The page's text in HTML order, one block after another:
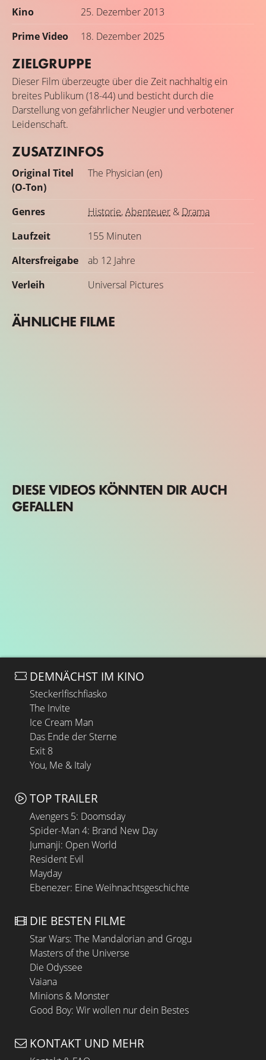
Kino
25. Dezember 2013
Prime Video
18. Dezember 2025
ZIELGRUPPE
Dieser Film überzeugte über die Zeit nachhaltig ein
breites Publikum (18-44) und besticht durch die
Darstellung von gefährlicher Neugier und verbotener
Leidenschaft.
ZUSATZINFOS
Original Titel
(O-Ton)
The Physician (en)
Genres Historie,Abenteuer & Drama
Laufzeit
155 Minuten
Altersfreigabe
ab 12 Jahre
Verleih
Universal Pictures
ÄHNLICHE FILME
DIESE VIDEOS KÖNNTEN DIR AUCH
GEFALLEN
DEMNÄCHST IM KINO
Steckerlfischfiasko
The Invite
Ice Cream Man
Das Ende der Sterne
Exit 8
You, Me & Italy
TOP TRAILER
Avengers 5: Doomsday
Spider-Man 4: Brand New Day
Jumanji: Open World
Resident Evil
Mayday
Ebenezer: Eine Weihnachtsgeschichte
DIE BESTEN FILME
Star Wars: The Mandalorian and Grogu
Masters of the Universe
Die Odyssee
Vaiana
Minions & Monster
Good Boy: Wir wollen nur dein Bestes
KONTAKT UND MEHR